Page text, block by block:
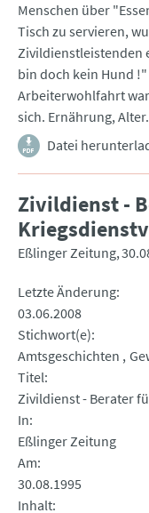
Menschen über
Tisch zu servieren,
Zivildienstleistenden
bin doch kein Hund
Arbeiterwohlfahrt
sich. Ernährung,
Datei
Zivildienst -
Eßlinger Zeitung
Letzte Änderung
03.06.2008
Stichwort(e)
Amtsgeschichten
Titel
Zivildienst - Berater
In
Eßlinger Zeitung
Am
30.08.1995
Inhalt